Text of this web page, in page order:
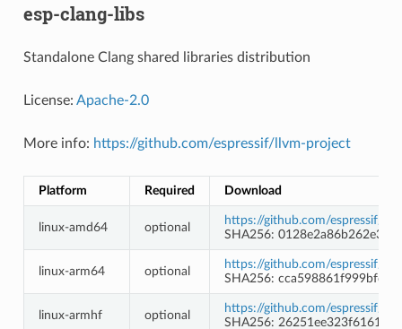
esp-clang-libs
Standalone Clang shared libraries distribution
License: Apache-2.0
More info: https://github.com/espressif/llvm-project
Platform Required Download
linux-amd64 optional
https://github.com/espressif/
SHA256:
linux-arm64 optional
https://github.com/espressif/
SHA256:
linux-armhf optional
https://github.com/espressif/
SHA256: